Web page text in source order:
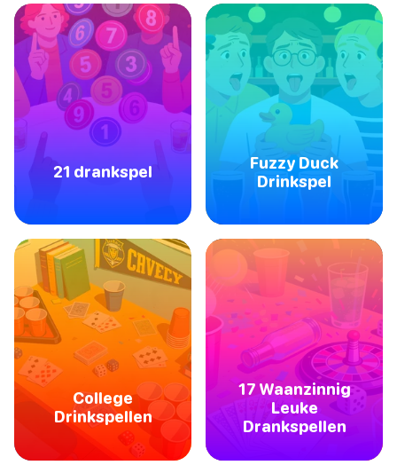
21 drankspel
Fuzzy Duck
Drinkspel
College
Drinkspellen
17 Waanzinnig
Leuke
Drankspellen